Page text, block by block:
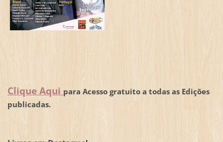
Clique Aqui para Acesso gratuito a todas as Edições
publicadas.